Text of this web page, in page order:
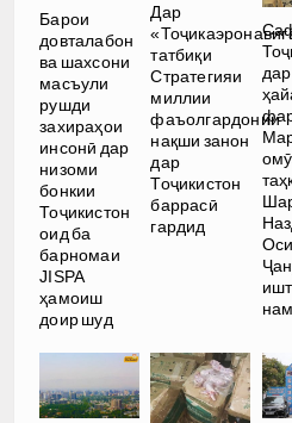
Барои
довталабон
ва шахсони
масъули
рушди
захираҳои
инсонӣ дар
низоми
бонкии
Тоҷикистон
оид ба
барномаи
JISPA
ҳамоиш
доир шуд
Дар
татбиқи
Стратегияи
миллии
фаъолгардонии
нақши занон
дар
Тоҷикистон
баррасӣ
гардид